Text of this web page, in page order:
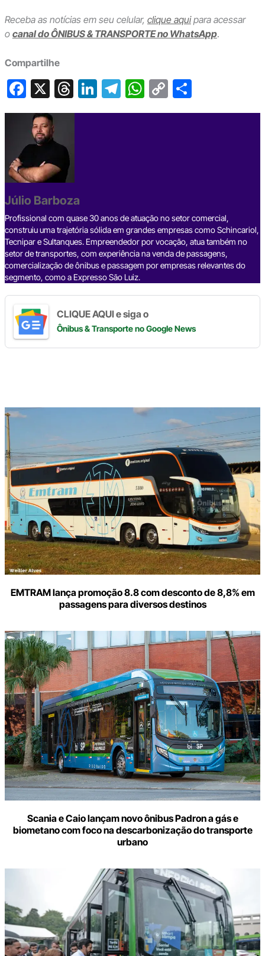
Receba as notícias em seu celular, clique aquipara acessar
o canal do ÔNIBUS & TRANSPORTE no WhatsApp.
Compartilhe
F
a
c
e
b
o
o
k
X T
hr
s
Li
n
T
el
W
h
C
o
S
h
Júlio Barboza
Profissional com quase 30 anos de atuação no setor comercial,
construiu uma trajetória sólida em grandes empresas como Schincariol,
Tecnipar e Sultanques. Empreendedor por vocação, atua também no
setor de transportes, com experiência na venda de passagens,
comercialização de ônibus e passagem por empresas relevantes do
segmento, como a Expresso São Luiz.
CLIQUE AQUI e siga o
Ônibus & Transporteno Google News
EMTRAM lança promoção 8.8 com desconto de 8,8% em
passagens para diversos destinos
Scania e Caio lançam novo ônibus Padron a gás e
biometano com foco na descarbonização do transporte
urbano
Digite
aqui
o
seu
e-
mail